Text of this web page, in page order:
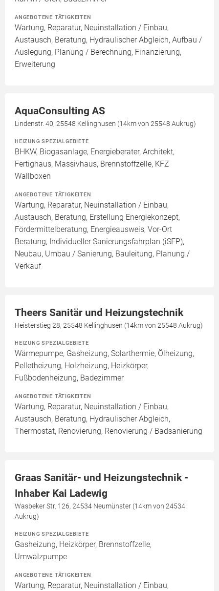
ANGEBOTENE TÄTIGKEITEN
Wartung, Reparatur, Neuinstallation / Einbau,
Austausch, Beratung, Hydraulischer Abgleich, Aufbau /
Auslegung, Planung / Berechnung, Finanzierung,
Erweiterung
AquaConsulting AS
Lindenstr. 40, 25548 Kellinghusen (14km von 25548 Aukrug)
HEIZUNG SPEZIALGEBIETE
BHKW, Biogasanlage, Energieberater, Architekt,
Fertighaus, Massivhaus, Brennstoffzelle, KFZ
Wallboxen
ANGEBOTENE TÄTIGKEITEN
Wartung, Reparatur, Neuinstallation / Einbau,
Austausch, Beratung, Erstellung Energiekonzept,
Fördermittelberatung, Energieausweis, Vor-Ort
Beratung, Individueller Sanierungsfahrplan (iSFP),
Neubau, Umbau / Sanierung, Bauleitung, Planung /
Verkauf
Theers Sanitär und Heizungstechnik
Heisterstieg 28, 25548 Kellinghusen (14km von 25548 Aukrug)
HEIZUNG SPEZIALGEBIETE
Wärmepumpe, Gasheizung, Solarthermie, Ölheizung,
Pelletheizung, Holzheizung, Heizkörper,
Fußbodenheizung, Badezimmer
ANGEBOTENE TÄTIGKEITEN
Wartung, Reparatur, Neuinstallation / Einbau,
Austausch, Beratung, Hydraulischer Abgleich,
Thermostat, Renovierung, Renovierung / Badsanierung
Graas Sanitär- und Heizungstechnik -
Inhaber Kai Ladewig
Wasbeker Str. 126, 24534 Neumünster (14km von 24534
Aukrug)
HEIZUNG SPEZIALGEBIETE
Gasheizung, Heizkörper, Brennstoffzelle,
Umwälzpumpe
ANGEBOTENE TÄTIGKEITEN
Wartung, Reparatur, Neuinstallation / Einbau,